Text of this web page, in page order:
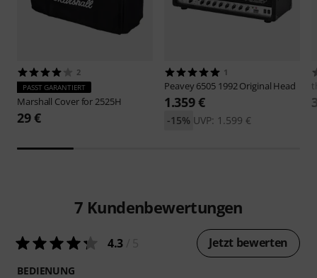
2
PASST GARANTIERT
Marshall Cover for 2525H
29 €
1
Peavey 6505 1992 Original Head
1.359 €
UVP: 1.599 €
-15%
7 Kundenbewertungen
4.3 Jetzt bewerten
BEDIENUNG